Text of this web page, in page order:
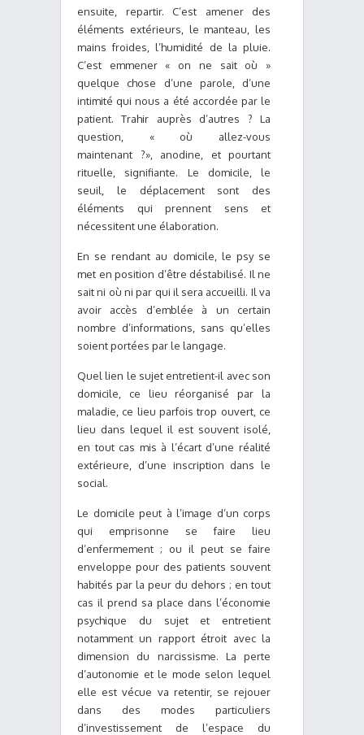
ensuite, repartir. C’est amener des
éléments extérieurs, le manteau, les
mains froides, l’humidité de la pluie.
C’est emmener « on ne sait où »
quelque chose d’une parole, d’une
intimité qui nous a été accordée par le
patient. Trahir auprès d’autres ? La
question, « où allez-vous
maintenant ?», anodine, et pourtant
rituelle, signifiante. Le domicile, le
seuil, le déplacement sont des
éléments qui prennent sens et
nécessitent une élaboration.
En se rendant au domicile, le psy se
met en position d’être déstabilisé. Il ne
sait ni où ni par qui il sera accueilli. Il va
avoir accès d’emblée à un certain
nombre d’informations, sans qu’elles
soient portées par le langage.
Quel lien le sujet entretient-il avec son
domicile, ce lieu réorganisé par la
maladie, ce lieu parfois trop ouvert, ce
lieu dans lequel il est souvent isolé,
en tout cas mis à l’écart d’une réalité
extérieure, d’une inscription dans le
social.
Le domicile peut à l’image d’un corps
qui emprisonne se faire lieu
d’enfermement ; ou il peut se faire
enveloppe pour des patients souvent
habités par la peur du dehors ; en tout
cas il prend sa place dans l’économie
psychique du sujet et entretient
notamment un rapport étroit avec la
dimension du narcissisme. La perte
d’autonomie et le mode selon lequel
elle est vécue va retentir, se rejouer
dans des modes particuliers
d’investissement de l’espace du